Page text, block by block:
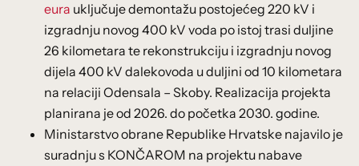
eura uključuje demontažu postojećeg 220 kV i
izgradnju novog 400 kV voda po istoj trasi duljine
26 kilometara te rekonstrukciju i izgradnju novog
dijela 400 kV dalekovoda u duljini od 10 kilometara
na relaciji Odensala – Skoby. Realizacija projekta
planirana je od 2026. do početka 2030. godine.
Ministarstvo obrane Republike Hrvatske najavilo je
suradnju s KONČAROM na projektu nabave